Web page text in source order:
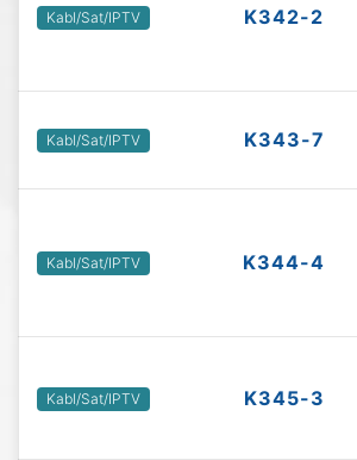
Kabl/Sat/IPTV K342-2
Kabl/Sat/IPTV K343-7
Kabl/Sat/IPTV K344-4
Kabl/Sat/IPTV K345-3